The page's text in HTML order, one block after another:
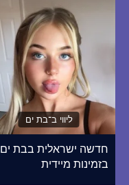
ליווי ב־בת ים
חדשה ישראלית בבת ים
בזמינות מיידית